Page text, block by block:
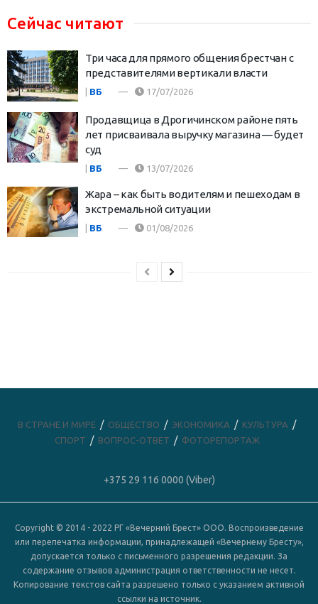
Сейчас читают
Три часа для прямого общения брестчан с
представителями вертикали власти
ВБ 17/07/2026
Продавщица в Дрогичинском районе пять
лет присваивала выручку магазина — будет
суд
| ВБ 13/07/2026
Жара – как быть водителям и пешеходам в
экстремальной ситуации
| ВБ 01/08/2026
В СТРАНЕ И МИРЕ ОБЩЕСТВО ЭКОНОМИКА
КУЛЬТУРА
СПОРТ
ВОПРОС-ОТВЕТ ФОТОРЕПОРТАЖ
+375 29 116 0000 (Viber)
Copyright © 2014 - 2022 РГ «Вечерний Брест» ООО. Воспроизведение
или перепечатка информации, принадлежащей «Вечернему Бресту»,
допускается только с письменного разрешения редакции. За
содержание отзывов администрация ответственности не несет.
Копирование текстов сайта разрешено только с указанием активной
ссылки на источник.